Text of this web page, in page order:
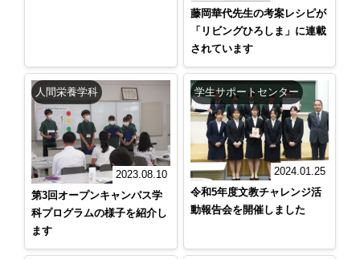
藤岡華代先生の考案レシピが
「リビングひろしま」に連載
されています
人間栄養学科
2023.08.10
第3回オープンキャンパス学
科プログラムの様子を紹介し
ます
学生サポートセンター
2024.01.25
令和5年度文教チャレンジ活
動報告会を開催しました